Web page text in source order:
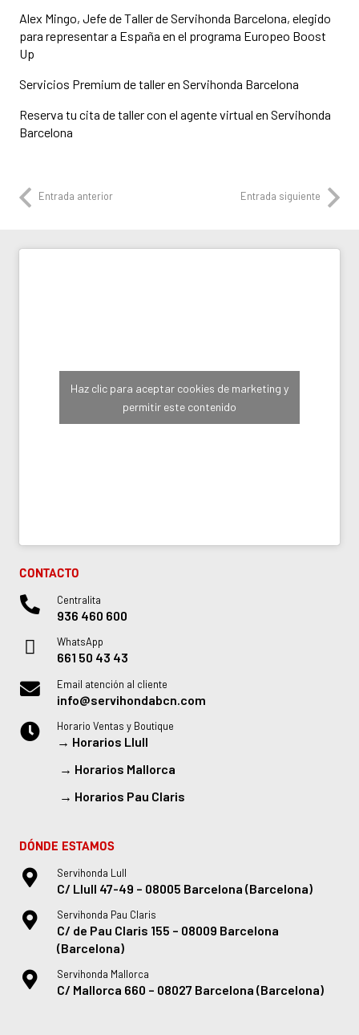
Alex Mingo, Jefe de Taller de Servihonda Barcelona, elegido
para representar a España en el programa Europeo Boost
Up
Servicios Premium de taller en Servihonda Barcelona
Reserva tu cita de taller con el agente virtual en Servihonda
Barcelona
Entrada anterior Entrada siguiente
Haz clic para aceptar cookies de marketing y
permitir este contenido
CONTACTO
Centralita
936 460 600
WhatsApp
661 50 43 43
Email atención al cliente
info@servihondabcn.com
Horario Ventas y Boutique
→ Horarios Llull
→ Horarios Mallorca
→ Horarios Pau Claris
DÓNDE ESTAMOS
Servihonda Lull
C/ Llull 47-49 – 08005 Barcelona (Barcelona)
Servihonda Pau Claris
C/ de Pau Claris 155 – 08009 Barcelona
(Barcelona)
Servihonda Mallorca
C/ Mallorca 660 – 08027 Barcelona (Barcelona)